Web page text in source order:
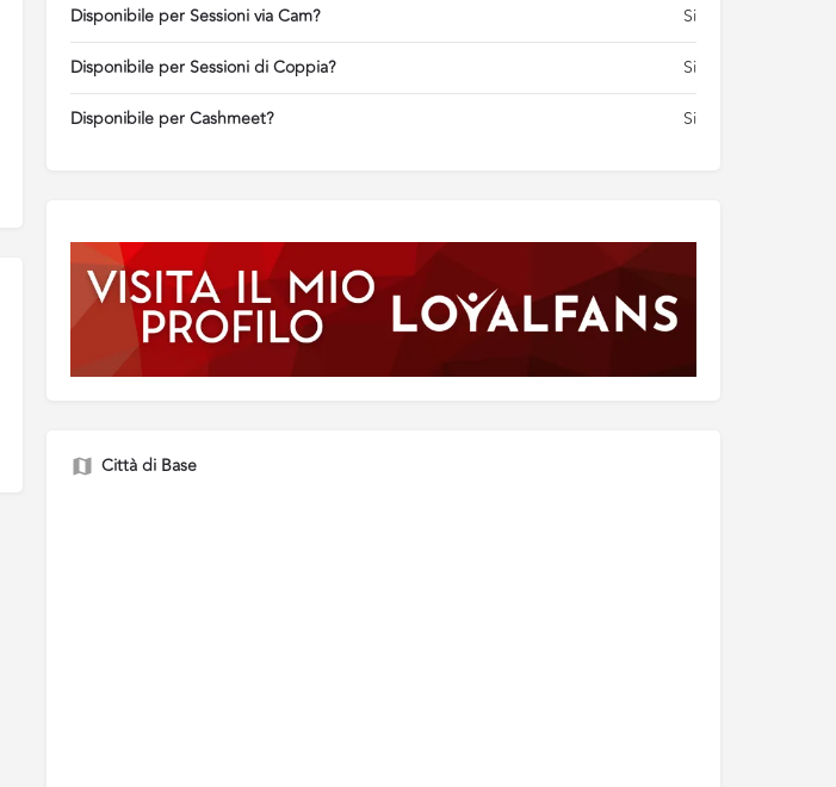
Disponibile per Sessioni via Cam? Si
Disponibile per Sessioni di Coppia? Si
Disponibile per Cashmeet? Si
Città di Base